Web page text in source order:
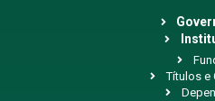
Títulos e